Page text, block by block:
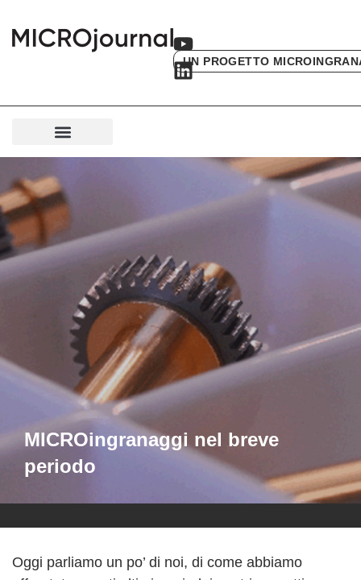
UN PROGETTO
MICROingranaggi nel breve
periodo
Oggi parliamo un po’ di noi, di come abbiamo